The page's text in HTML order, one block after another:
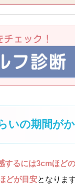
いの期間が
するには3cmほど
どが目安となりま